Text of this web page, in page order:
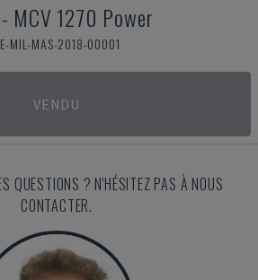
- MCV 1270 Power
MIL-MAS-2018-00001
VENDU
QUESTIONS ? N'HÉSITEZ PAS À NOUS
CONTACTER.